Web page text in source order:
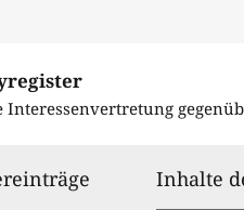
Interessenvertretung
Inhalte